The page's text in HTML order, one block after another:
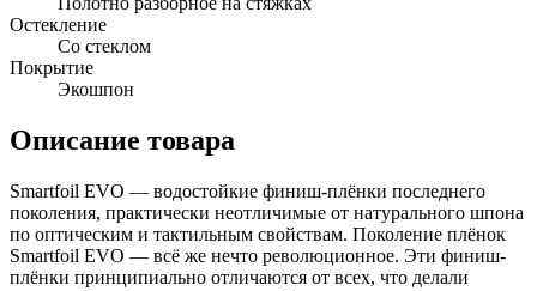
Остекление
Со стеклом
Покрытие
Экошпон
Описание товара
Smartfoil EVO — водостойкие финиш-плёнки последнего
поколения, практически неотличимые от натурального шпона
по оптическим и тактильным свойствам. Поколение плёнок
Smartfoil EVO — всё же нечто революционное. Эти финиш-
плёнки принципиально отличаются от всех, что делали